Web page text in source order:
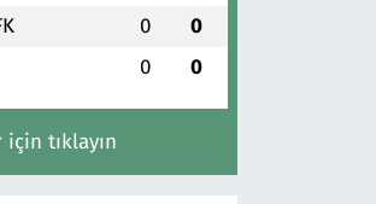
0 0
0 0
için tıklayın